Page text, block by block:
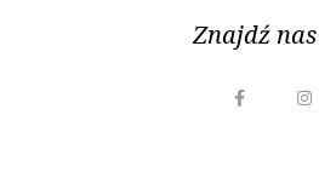
Znajdź